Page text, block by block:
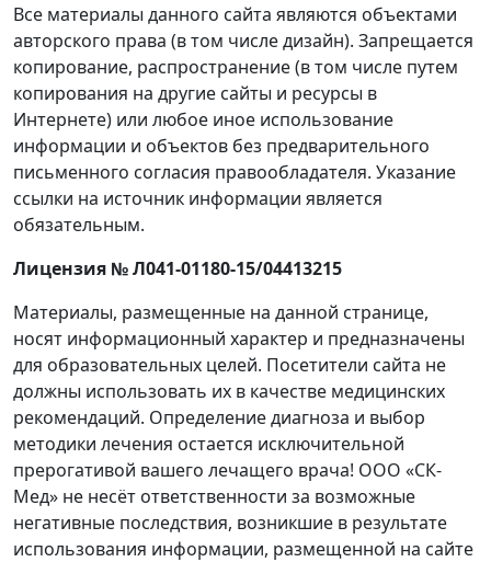
Все материалы данного сайта являются объектами
авторского права (в том числе дизайн). Запрещается
копирование, распространение (в том числе путем
копирования на другие сайты и ресурсы в
Интернете) или любое иное использование
информации и объектов без предварительного
письменного согласия правообладателя. Указание
ссылки на источник информации является
обязательным.
Лицензия № Л041-01180-15/04413215
Материалы, размещенные на данной странице,
носят информационный характер и предназначены
для образовательных целей. Посетители сайта не
должны использовать их в качестве медицинских
рекомендаций. Определение диагноза и выбор
методики лечения остается исключительной
прерогативой вашего лечащего врача! ООО «СК-
Мед» не несёт ответственности за возможные
негативные последствия, возникшие в результате
использования информации, размещенной на сайте